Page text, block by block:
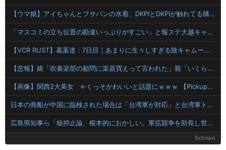
【ウマ娘】アイちゃんとフサパンの水着、DKPIとDKPIが触れてる構図が良き…
「マスコミの立ち位置の勘違いっぷりがすごい」と報ステ大越キャスターの台詞に視聴者絶句、高市とトランプを同列視させようという思惑がひしひしと
【VCR RUST】葛葉達：7日目｜あまりに生々しすぎる陰キャムーブでギャルをガチ困惑
【悲報】娘「吹奏楽部の顧問に楽器買えって言われた」親「いくらなの？」娘「60万」
【画像】関西2大美女 ←くっそかわいいと話題にｗｗｗ 【Pickup06072011】
日本の商船が中国に臨検された場合は「台湾軍が対応」と台湾軍トップ！
広島県知事ら「核抑止論、根本的におかしい。軍拡競争を助長し世界を不安定化させるだけ」
5chnavi